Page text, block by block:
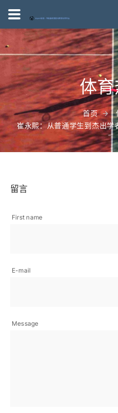
体
首页
崔永熙：从普通学生到杰出
留言
First name
E-mail
Message